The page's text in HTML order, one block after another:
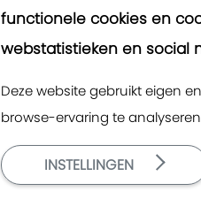
Regelmatig zijn wij
dagdeel of
functionele cookies en
webstatistieken en social
Deze website gebruikt eigen
browse-ervaring te
INSTELLINGEN